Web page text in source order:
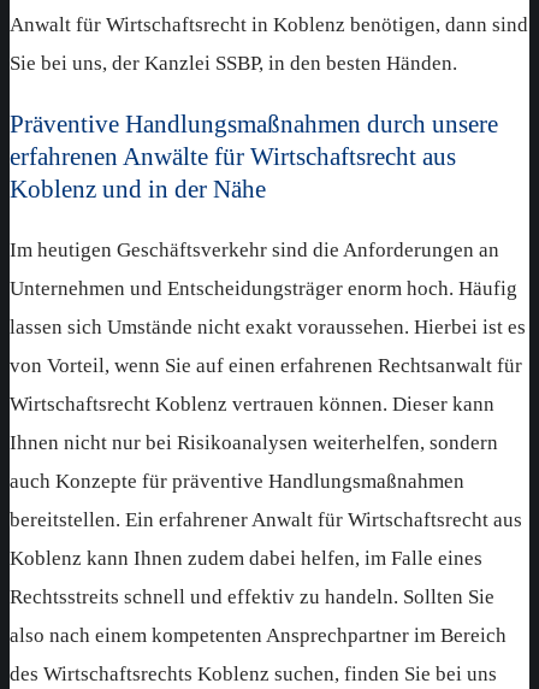
Anwalt für Wirtschaftsrecht in Koblenz benötigen, dann sind
Sie bei uns, der Kanzlei SSBP, in den besten Händen.
Präventive Handlungsmaßnahmen durch unsere
erfahrenen Anwälte für Wirtschaftsrecht aus
Koblenz und in der Nähe
Im heutigen Geschäftsverkehr sind die Anforderungen an
Unternehmen und Entscheidungsträger enorm hoch. Häufig
lassen sich Umstände nicht exakt voraussehen. Hierbei ist es
von Vorteil, wenn Sie auf einen erfahrenen Rechtsanwalt für
Wirtschaftsrecht Koblenz vertrauen können. Dieser kann
Ihnen nicht nur bei Risikoanalysen weiterhelfen, sondern
auch Konzepte für präventive Handlungsmaßnahmen
bereitstellen. Ein erfahrener Anwalt für Wirtschaftsrecht aus
Koblenz kann Ihnen zudem dabei helfen, im Falle eines
Rechtsstreits schnell und effektiv zu handeln. Sollten Sie
also nach einem kompetenten Ansprechpartner im Bereich
des Wirtschaftsrechts Koblenz suchen, finden Sie bei uns